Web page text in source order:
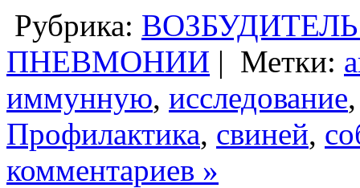
Рубрика:
ПНЕВМОНИИ | Метки:
иммунную, исследование
Профилактика, свиней,
комментариев »